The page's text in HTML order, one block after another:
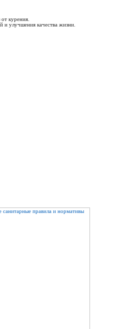
курения.
и улучшения качества жизни.